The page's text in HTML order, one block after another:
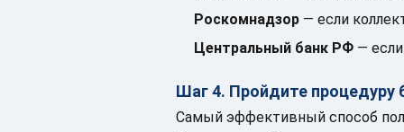
Роскомнадзор — если
Центральный банк РФ —
Шаг 4. Пройдите процедуру
Самый эффективный способ